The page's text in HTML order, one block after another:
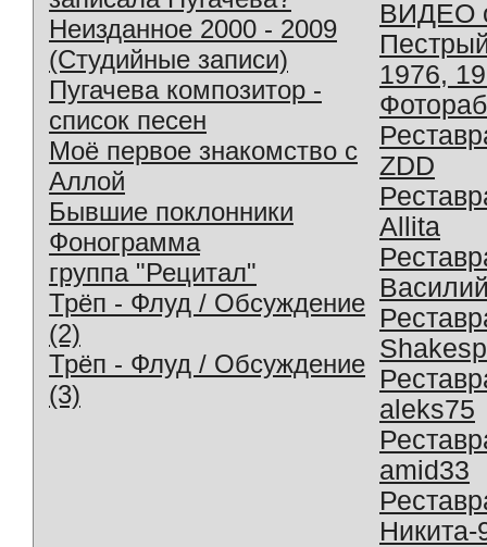
Неизданное 2000 - 2009
(Студийные записи)
Пугачева композитор -
список песен
Моё первое знакомство с
Аллой
Бывшие поклонники
Фонограмма
группа "Рецитал"
Трёп - Флуд / Обсуждение
(2)
Трёп - Флуд / Обсуждение
(3)
ВИДЕО
1976,
ZDD
Allita
aleks75
amid33
Никита-